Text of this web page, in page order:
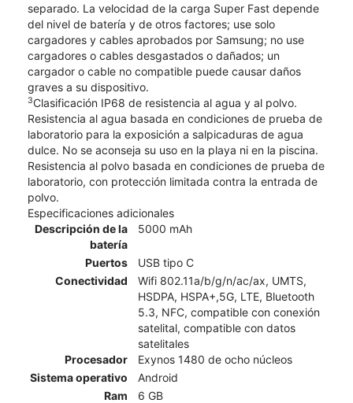
separado. La velocidad de la carga Super Fast depende
del nivel de batería y de otros factores; use solo
cargadores y cables aprobados por Samsung; no use
cargadores o cables desgastados o dañados; un
cargador o cable no compatible puede causar daños
graves a su dispositivo.
3Clasificación IP68 de resistencia al agua y al polvo.
Resistencia al agua basada en condiciones de prueba de
laboratorio para la exposición a salpicaduras de agua
dulce. No se aconseja su uso en la playa ni en la piscina.
Resistencia al polvo basada en condiciones de prueba de
laboratorio, con protección limitada contra la entrada de
polvo.
Especificaciones adicionales
Descripción de la
batería
5000 mAh
Puertos
USB tipo C
Conectividad
Wifi 802.11a/b/g/n/ac/ax, UMTS,
HSDPA, HSPA+,5G, LTE, Bluetooth
5.3, NFC, compatible con conexión
satelital, compatible con datos
satelitales
Procesador
Exynos 1480 de ocho núcleos
Sistema operativo
Android
Ram
6 GB